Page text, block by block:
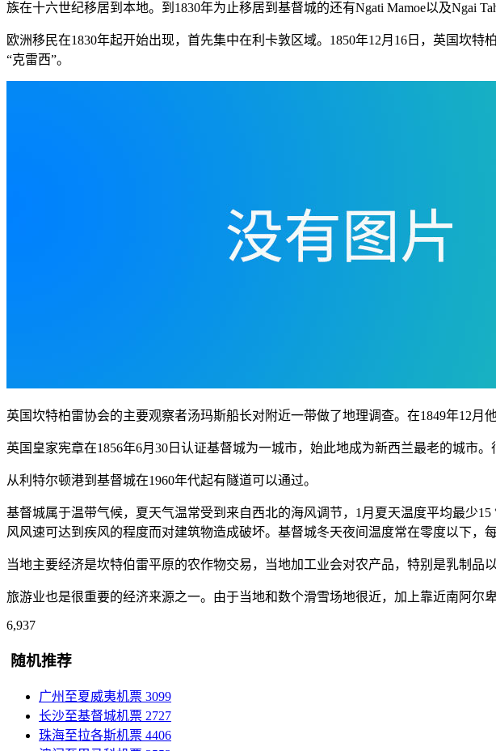
族在十六世纪移居到本地。到1830年为止移居到基督城的还有Ngati Mamoe以及Ngai
欧洲移民在1830年起开始出现，首先集中在利卡敦区域。1850年12月16日，英国坎
“克雷西”。
英国坎特柏雷协会的主要观察者汤玛斯船长对附近一带做了地理调查。在1849年12月
英国皇家宪章在1856年6月30日认证基督城为一城市，始此地成为新西兰最老的城市
从利特尔顿港到基督城在1960年代起有隧道可以通过。
基督城属于温带气候，夏天气温常受到来自西北的海风调节，1月夏天温度平均最少
风风速可达到疾风的程度而对建筑物造成破坏。基督城冬天夜间温度常在零度以下，
当地主要经济是坎特伯雷平原的农作物交易，当地加工业会对农产品，特别是乳制
旅游业也是很重要的经济来源之一。由于当地和数个滑雪场地很近，加上靠近南阿尔
6,937
随机推荐
广州至夏威夷机票 3099
长沙至基督城机票 2727
珠海至拉各斯机票 4406